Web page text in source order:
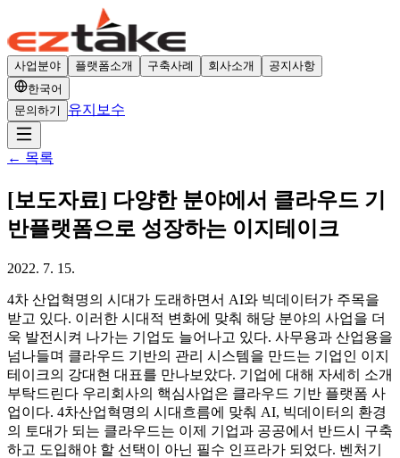
사업분야 플랫폼소개 구축사례 회사소개
공지사항
한국어
문의하기
유지보수
← 목록
[보도자료] 다양한 분야에서 클라우드 기
반플랫폼으로 성장하는 이지테이크
2022. 7. 15.
4차 산업혁명의 시대가 도래하면서 AI와 빅데이터가 주목을
받고 있다. 이러한 시대적 변화에 맞춰 해당 분야의 사업을 더
욱 발전시켜 나가는 기업도 늘어나고 있다. 사무용과 산업용을
넘나들며 클라우드 기반의 관리 시스템을 만드는 기업인 이지
테이크의 강대현 대표를 만나보았다. 기업에 대해 자세히 소개
부탁드린다 우리회사의 핵심사업은 클라우드 기반 플랫폼 사
업이다. 4차산업혁명의 시대흐름에 맞춰 AI, 빅데이터의 환경
의 토대가 되는 클라우드는 이제 기업과 공공에서 반드시 구축
하고 도입해야 할 선택이 아닌 필수 인프라가 되었다. 벤처기